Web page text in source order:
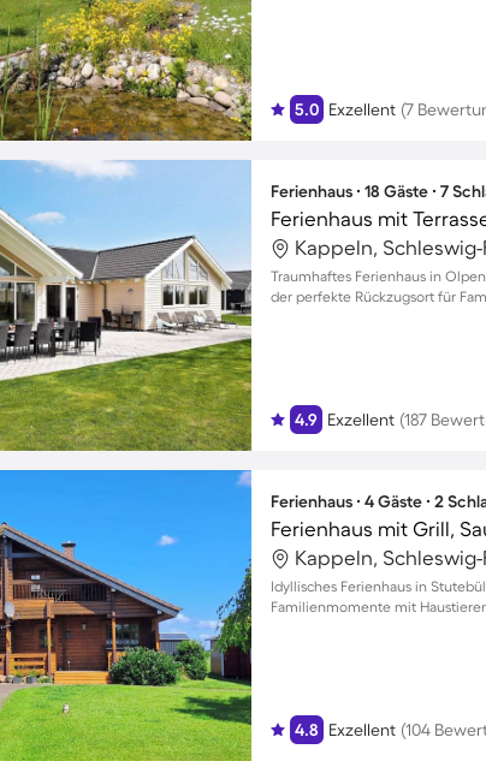
5.0 Exzellent (7
Ferienhaus ∙ 18 Gäste ∙ 7
Ferienhaus mit
Kappeln,
Traumhaftes Ferienhaus in
der perfekte Rückzugsort für
4.9 Exzellent (187
Ferienhaus ∙ 4 Gäste ∙ 2
Ferienhaus mit Grill,
Kappeln,
Idyllisches Ferienhaus in
Familienmomente mit
4.8 Exzellent (104